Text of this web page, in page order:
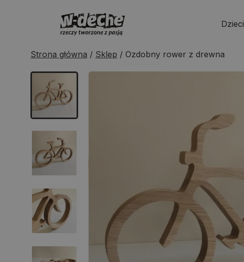
Dzieci
Strona główna / Sklep / Ozdobny rower z drewna